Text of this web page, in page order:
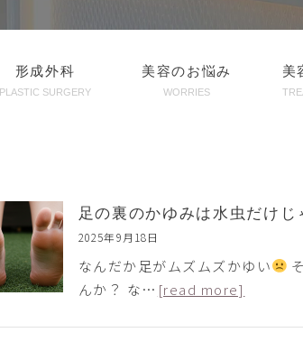
形成外科
PLASTIC SURGERY
美容のお悩み
WORRIES
美
足の裏のかゆみは水虫だけ
2025年9月18日
なんだか足がムズムズかゆい
んか？ な… [read more]